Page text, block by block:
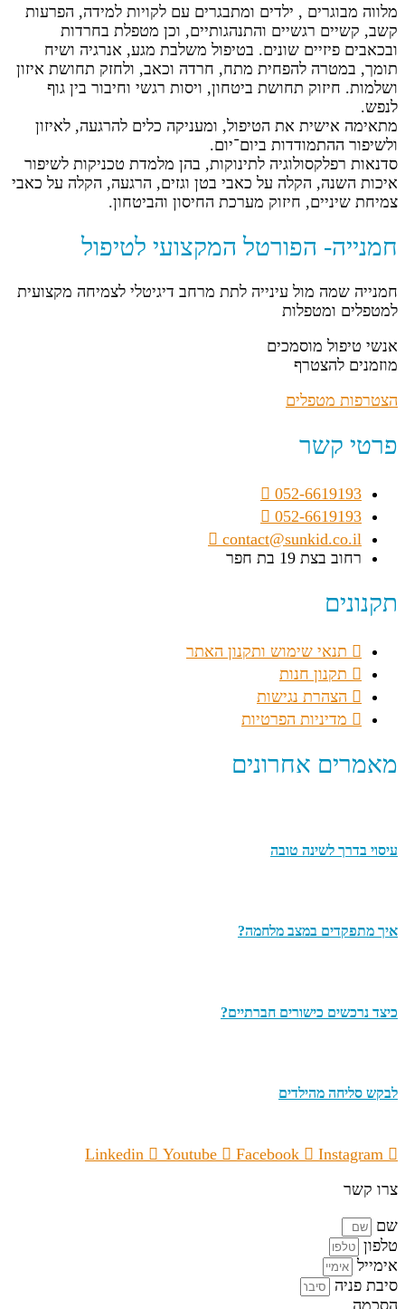
מלווה מבוגרים , ילדים ומתבגרים עם לקויות למידה, הפרעות
קשב, קשיים רגשיים והתנהגותיים, וכן מטפלת בחרדות
ובכאבים פיזיים שונים. בטיפול משלבת מגע, אנרגיה ושיח
תומך, במטרה להפחית מתח, חרדה וכאב, ולחזק תחושת איזון
ושלמות. חיזוק תחושת ביטחון, ויסות רגשי וחיבור בין גוף
לנפש.
מתאימה אישית את הטיפול, ומעניקה כלים להרגעה, לאיזון
ולשיפור ההתמודדות ביום־יום.
סדנאות רפלקסולוגיה לתינוקות, בהן מלמדת טכניקות לשיפור
איכות השנה, הקלה על כאבי בטן וגזים, הרגעה, הקלה על כאבי
צמיחת שיניים, חיזוק מערכת החיסון והביטחון.
חמנייה- הפורטל המקצועי לטיפול
חמנייה שמה מול עינייה לתת מרחב דיגיטלי לצמיחה מקצועית
למטפלים ומטפלות
אנשי טיפול מוסמכים
מוזמנים להצטרף
הצטרפות מטפלים
פרטי קשר
052-6619193
052-6619193
contact@sunkid.co.il
רחוב בצת 19 בת חפר
תקנונים
תנאי שימוש ותקנון האתר
תקנון חנות
הצהרת נגישות
מדיניות הפרטיות
מאמרים אחרונים
עיסוי בדרך לשינה טובה
איך מתפקדים במצב מלחמה?
כיצד נרכשים כישורים חברתיים?
לבקש סליחה מהילדים
Linkedin Youtube Facebook
Instagram
צרו קשר
שם
טלפון
אימייל
סיבת פניה
הסכמה